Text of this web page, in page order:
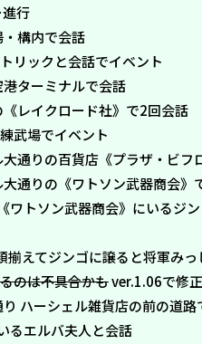
行
構内で会話
リックと会話でイベント
ターミナルで会話
レイクロード社》で2回会話
武場でイベント
通りの百貨店《プラザ・ビフ
通りの《ワトソン武器商会》
ワトソン武器商会》にいるジ
揃えてジンゴに譲ると将軍みっ
のは不具合かもver.1.06で修正
ハーシェル雑貨店の前の道路
るエルバ夫人と会話